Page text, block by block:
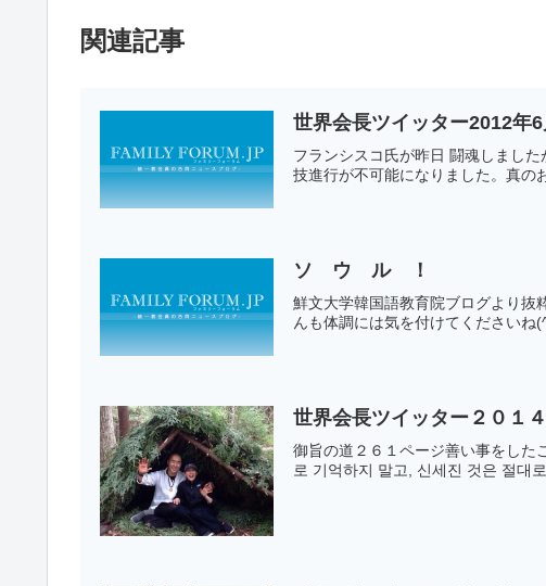
関連記事
世界会長ツイッター2012年6
フランシスコ氏が昨日 闘魂しまし
技進行が不可能になりました。真の
ソ ウ ル ！
鮮文大学韓国語教育院ブログより抜
んも体調には気を付けてくださいね
世界会長ツイッター２０１
御旨の道２６１ページ善い事をし
로 기억하지 말고, 신세진 것은 절대